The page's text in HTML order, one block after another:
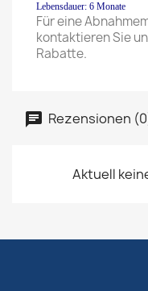
Lebensdauer: 6 Monate
Für eine
kontaktieren Sie
Rabatte.
Rezensionen
Aktuell